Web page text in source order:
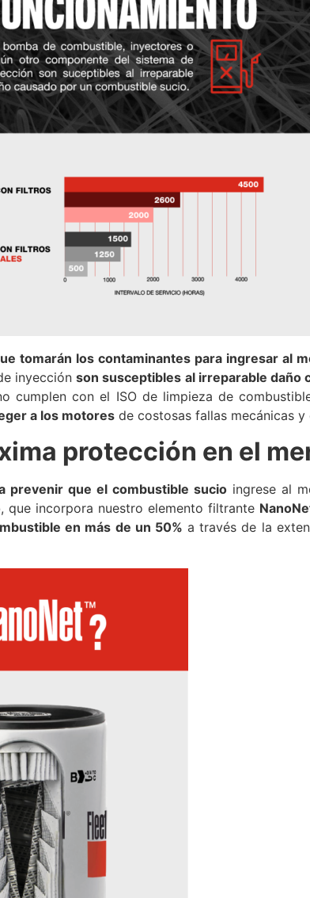
tomarán los contaminantes para ingresar al
inyecciónson susceptibles al irreparable daño
cumplen con el ISO de limpieza de
a los motores de costosas fallas mecánicas
protección en el
prevenir que el combustible sucioingrese al
, que incorpora nuestro elemento filtrante
en más de un 50% a través de la